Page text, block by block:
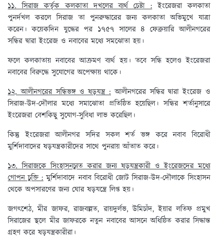
১১. সিরাজ কর্তৃক কলকাতা দখলের ব্যর্থ চেষ্টা :ইংরেজরা কলকাতা
পুনর্দখল করলে সিরাজ তা পুনরুদ্ধারের জন্য কলকাতা অভিমুখে যাত্রা
করেন। কয়েকদিন যুদ্ধের পর ১৭৫৭ সালের ৪ ফেব্রুয়ারি আলীনগরের
সন্ধির দ্বারা ইংরেজ ও নবাবের মধ্যে সমঝোতা হয়।
ফলে কলকাতায় নবাবের আক্রমণ ব্যর্থ হয়। তবে সন্ধি হলেও ইংরেজরা
নবাবের বিরুদ্ধে সুযোগের অপেক্ষায় থাকে।
১২. আলীনগরের সন্ধিভঙ্গ ও ষড়যন্ত্র : আলীনগরের সন্ধির দ্বারা ইংরেজ ও
সিরাজ-উদ-দৌলার মধ্যে সমাঝোতা প্রতিষ্ঠিত হয়েছিল। সন্ধির শর্তানুসারে
ইংরেজরা বেশকিছু সুযোগ-সুবিধা লাভ করেছিল।
কিন্তু ইংরেজরা আলীনগর সদির সকল শর্ত ভঙ্গ করে নবাব বিরোধী
মুর্শিদাবাদের ষড়যন্ত্রকারীদের সাথে পুনরায় আঁতাত করে।
১৩. সিরাজকে সিংহাসনচ্যুত করার জন্য ষড়যন্ত্রকারী ও ইংরেজদের মধ্যে
গোপন চুক্তি :মুর্শিদাবাদে নবাব বিরোধী জোট সিরাজ-উদ-দৌলাকে সিংহাসন
থেকে অপসারণের জন্য ঘোর ষড়যন্ত্রে লিপ্ত হয়।
জগৎশেঠ, মীর জাফর, রাজবল্লত, রায়দুর্লভ, উমিচাঁদ, ইয়ার লতিফ প্রমুখ
সিরাজের স্থলে মীর জাফরকে নতুন নবাবের আসনে অধিষ্ঠিত করার সিদ্ধান্ত
গ্রহণ করে ষড়যন্ত্রকারীরা।